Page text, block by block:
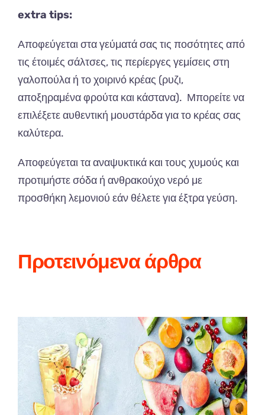
extra tips:
Αποφεύγεται στα γεύματά σας τις ποσότητες από
τις έτοιμές σάλτσες, τις περίεργες γεμίσεις στη
γαλοπούλα ή το χοιρινό κρέας (ρυζι,
αποξηραμένα φρούτα και κάστανα). Μπορείτε να
επιλέξετε αυθεντική μουστάρδα για το κρέας σας
καλύτερα.
Αποφεύγεται τα αναψυκτικά και τους χυμούς και
προτιμήστε σόδα ή ανθρακούχο νερό με
προσθήκη λεμονιού εάν θέλετε για έξτρα γεύση.
Προτεινόμενα άρθρα